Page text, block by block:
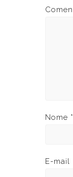
Nome *
E-mail